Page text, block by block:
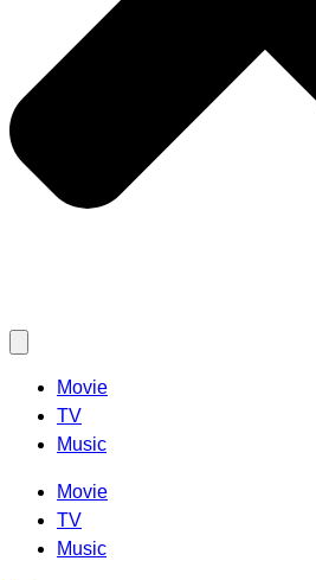
Movie
TV
Music
Movie
TV
Music